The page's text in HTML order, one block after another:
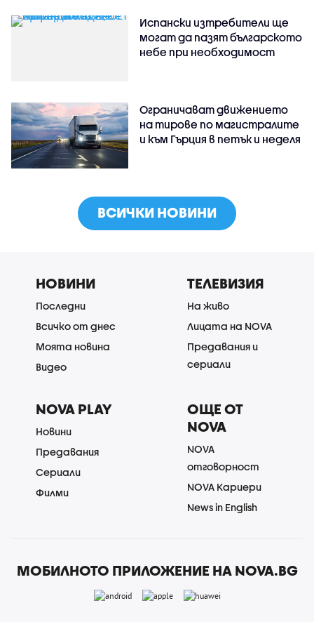
Испански изтребители ще
могат да пазят българското
небе при необходимост
Ограничават движението
на тирове по магистралите
и към Гърция в петък и неделя
ВСИЧКИ НОВИНИ
НОВИНИ
Последни
Всичко от днес
Моята новина
Видео
ТЕЛЕВИЗИЯ
На живо
Лицата на NOVA
Предавания и
сериали
NOVA PLAY
Новини
Предавания
Сериали
Филми
ОЩЕ ОТ
NOVA
NOVA
отговорност
NOVA Кариери
News in English
МОБИЛНОТО ПРИЛОЖЕНИЕ НА NOVA.BG